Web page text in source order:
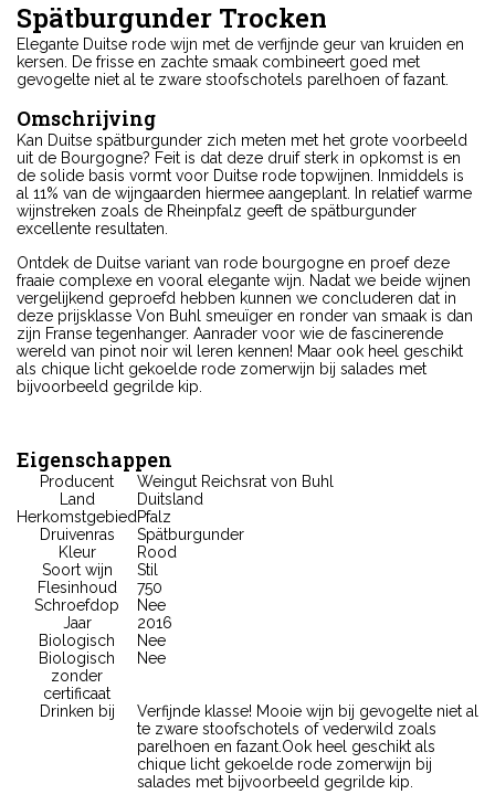
Spätburgunder Trocken
Elegante Duitse rode wijn met de verfijnde geur van kruiden en
kersen. De frisse en zachte smaak combineert goed met
gevogelte niet al te zware stoofschotels parelhoen of fazant.
Omschrijving
Kan Duitse spätburgunder zich meten met het grote voorbeeld
uit de Bourgogne? Feit is dat deze druif sterk in opkomst is en
de solide basis vormt voor Duitse rode topwijnen. Inmiddels is
al 11% van de wijngaarden hiermee aangeplant. In relatief warme
wijnstreken zoals de Rheinpfalz geeft de spätburgunder
excellente resultaten.
Ontdek de Duitse variant van rode bourgogne en proef deze
fraaie complexe en vooral elegante wijn. Nadat we beide wijnen
vergelijkend geproefd hebben kunnen we concluderen dat in
deze prijsklasse Von Buhl smeuïger en ronder van smaak is dan
zijn Franse tegenhanger. Aanrader voor wie de fascinerende
wereld van pinot noir wil leren kennen! Maar ook heel geschikt
als chique licht gekoelde rode zomerwijn bij salades met
bijvoorbeeld gegrilde kip.
Eigenschappen
Producent
Weingut Reichsrat von Buhl
Land
Duitsland
Herkomstgebied Pfalz
Druivenras
Spätburgunder
Kleur
Rood
Soort wijn
Stil
Flesinhoud
750
Schroefdop
Nee
Jaar
2016
Biologisch
Nee
Biologisch
zonder
certificaat
Nee
Drinken bij
Verfijnde klasse! Mooie wijn bij gevogelte niet al
te zware stoofschotels of vederwild zoals
parelhoen en fazant.Ook heel geschikt als
chique licht gekoelde rode zomerwijn bij
salades met bijvoorbeeld gegrilde kip.